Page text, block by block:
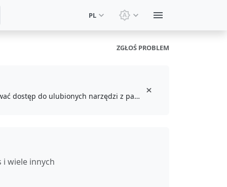
PL Zmień motyw: Motyw
ZGŁOŚ PROBLEM
Zainstaluj darmowe rozszerzenie przeglądarki, aby dodawać do zakładek i uzyskiwać dostęp do ulubionych narzędzi z paska narzędzi
wiele innych